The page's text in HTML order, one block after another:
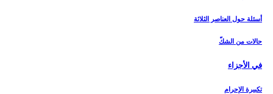
أسئلة حول العناصر الثلاثة
حالات من الشكّ
في الأجزاء
تكبيرة الإحرام‏